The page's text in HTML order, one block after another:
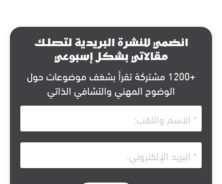
انضمي للنشرة البريدية لتصلك
مقالاتي بشكل إسبوعي
+1200 مشتركة تقرأ بشغف موضوعات حول
الوضوح المهني والتشافي الذاتي